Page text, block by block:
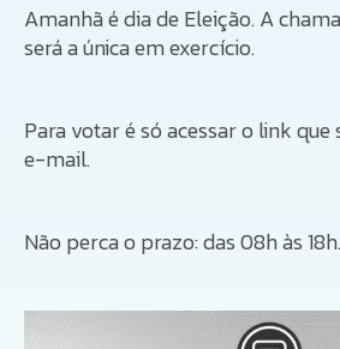
Amanhã é dia de Eleição. A
será a única em exercício.
Para votar é só acessar o link
e-mail.
Não perca o prazo: das 08h às 18h.